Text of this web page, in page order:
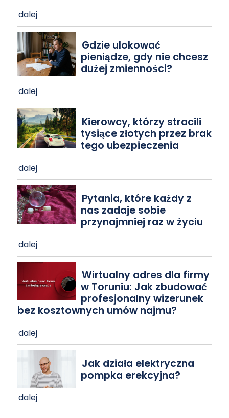
dalej
Gdzie ulokować
pieniądze, gdy nie chcesz
dużej zmienności?
dalej
Kierowcy, którzy stracili
tysiące złotych przez brak
tego ubezpieczenia
dalej
Pytania, które każdy z
nas zadaje sobie
przynajmniej raz w życiu
dalej
Wirtualny adres dla firmy
w Toruniu: Jak zbudować
profesjonalny wizerunek
bez kosztownych umów najmu?
dalej
Jak działa elektryczna
pompka erekcyjna?
dalej